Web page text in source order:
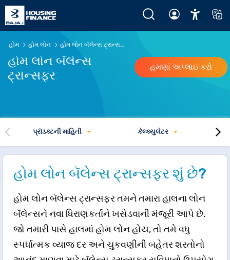
હોમ લોન બૅલેન્સ ટ્રાન્સફર @7.30%* વાર્ષિક. ₹1 કરોડ સુધીની
હોમ હોમ લોન હોમ લોન બૅલેન્સ ટ્રાન્સફર
હોમ લોન બૅલેન્સ
ટ્રાન્સફર
હમણાં અપ્લાઇ કરો
પ્રૉડક્ટની માહિતી કેલ્ક્યુલેટર
હોમ લોન બૅલેન્સ ટ્રાન્સફર શું છે?
હોમ લોન બૅલેન્સ ટ્રાન્સફર તમને તમારા હાલના લોન
બૅલેન્સને નવા ધિરાણકર્તાને ખસેડવાની મંજૂરી આપે છે.
જો તમારી પાસે હાલમાં હોમ લોન હોય, તો તમે વધુ
સ્પર્ધાત્મક વ્યાજ દર અને ચુકવણીની બહેતર શરતોનો